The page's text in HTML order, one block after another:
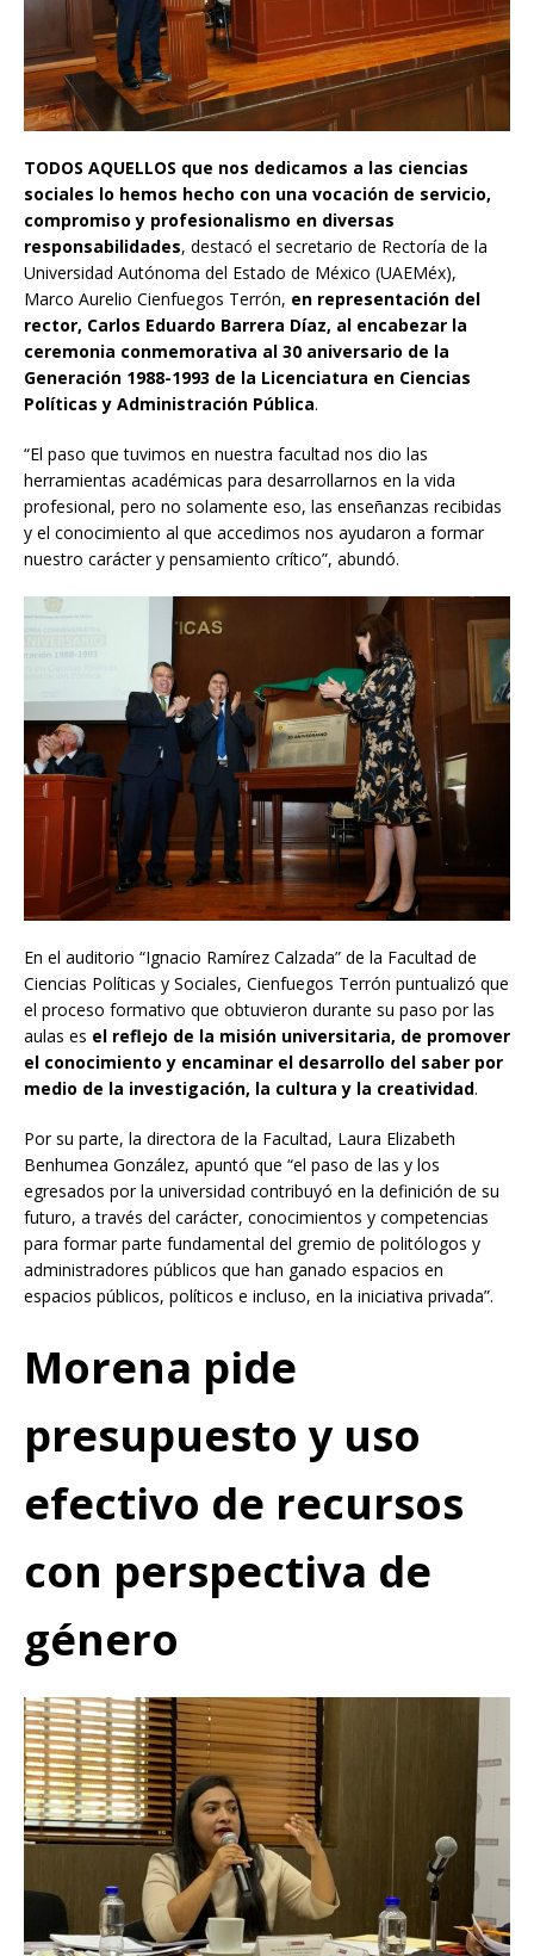
TODOS AQUELLOS que nos dedicamos a las ciencias
sociales lo hemos hecho con una vocación de servicio,
compromiso y profesionalismo en diversas
responsabilidades, destacó el secretario de Rectoría de la
Universidad Autónoma del Estado de México (UAEMéx),
Marco Aurelio Cienfuegos Terrón, en representación del
rector, Carlos Eduardo Barrera Díaz, al encabezar la
ceremonia conmemorativa al 30 aniversario de la
Generación 1988-1993 de la Licenciatura en Ciencias
Políticas y Administración Pública.
“El paso que tuvimos en nuestra facultad nos dio las
herramientas académicas para desarrollarnos en la vida
profesional, pero no solamente eso, las enseñanzas recibidas
y el conocimiento al que accedimos nos ayudaron a formar
nuestro carácter y pensamiento crítico”, abundó.
En el auditorio “Ignacio Ramírez Calzada” de la Facultad de
Ciencias Políticas y Sociales, Cienfuegos Terrón puntualizó que
el proceso formativo que obtuvieron durante su paso por las
aulas es el reflejo de la misión universitaria, de promover
el conocimiento y encaminar el desarrollo del saber por
medio de la investigación, la cultura y la creatividad.
Por su parte, la directora de la Facultad, Laura Elizabeth
Benhumea González, apuntó que “el paso de las y los
egresados por la universidad contribuyó en la definición de su
futuro, a través del carácter, conocimientos y competencias
para formar parte fundamental del gremio de politólogos y
administradores públicos que han ganado espacios en
espacios públicos, políticos e incluso, en la iniciativa privada”.
Morena pide
presupuesto y uso
efectivo de recursos
con perspectiva de
género